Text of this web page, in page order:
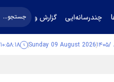
چندرسانه‌ایی گزارش و گفت‌وگو
Sunday 09 August 2026 ۱۰:۵۸:۱۸